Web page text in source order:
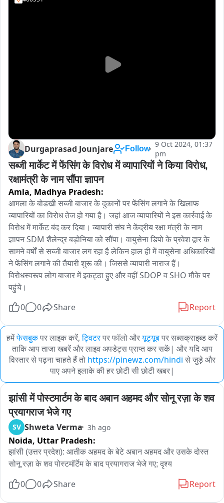
Durgaprasad Jounjare Follow 9 Oct 2024, 01:37
pm
सब्जी मार्केट में फेंसिंग के विरोध में व्यापारियों ने किया विरोध,
रक्षामंत्री के नाम सौंपा ज्ञापन
Amla, Madhya Pradesh:
आमला के बोडखी सब्जी बाजार के दुकानों पर फेंसिंग लगाने के खिलाफ
व्यापारियों का विरोध तेज हो गया है। जहां आज व्यापारियों ने इस कार्रवाई के
विरोध में मार्केट बंद कर दिया। व्यापारी संघ ने केंद्रीय रक्षा मंत्री के नाम
ज्ञापन SDM शैलेन्द्र बड़ोनिया को सौंपा। वायुसेना डिपो के प्रवेश द्वार के
सामने वर्षों से सब्जी बाजार लग रहा है लेकिन हाल ही में वायुसेना अधिकारियों
ने फेंसिंग लगाने की तैयारी शुरू की। जिससे व्यापारी नाराज हैं।
विरोधस्वरूप लोग बाजार में इकट्ठा हुए और वहीं SDOP व SHO मौके पर
पहुंचे।
0
0 Share Report
हमेंफेसबुकपर लाइक करें, ट्विटरपर फॉलो औरयूट्यूबपर सब्सक्राइब्ड करें
ताकि आप ताजा खबरें और लाइव अपडेट्स प्राप्त कर सकें| और यदि आप
विस्तार से पढ़ना चाहते हैं तो https://pinewz.com/hindi से जुड़े और
पाए अपने इलाके की हर छोटी सी छोटी खबर|
झांसी में पोस्टमार्टम के बाद अबान अहमद और सोनू रज़ा के शव
प्रयागराज भेजे गए
SV Shweta Verma 3h ago
Noida, Uttar Pradesh:
झांसी (उत्तर प्रदेश): आतीक अहमद के बेटे अबान अहमद और उसके दोस्त
सोनू रज़ा के शव पोस्टमॉर्टेम के बाद प्रयागराज भेजे गए; दृश्य
0 0 Share Report